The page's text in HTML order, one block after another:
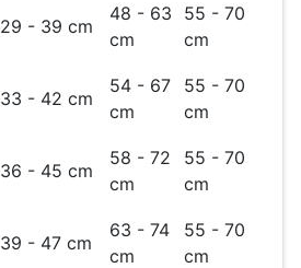
29 - 39 cm
48 - 63
cm
55 - 70
cm
33 - 42 cm
54 - 67
cm
55 - 70
cm
36 - 45 cm
58 - 72
cm
55 - 70
cm
39 - 47 cm
63 - 74
cm
55 - 70
cm